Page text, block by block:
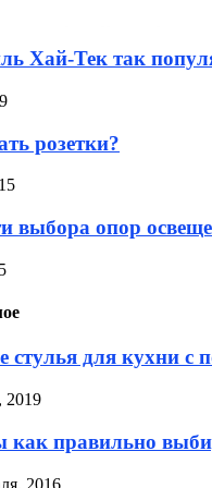
Хай-Тек так
розетки?
выбора опор
стулья для кухни с
2019
как правильно
2016